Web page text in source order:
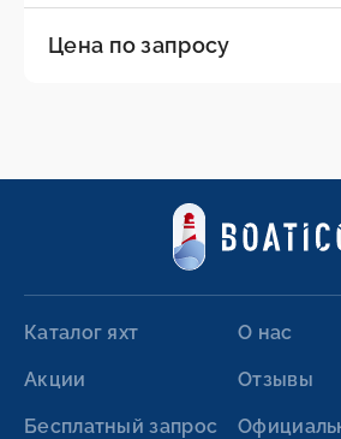
Цена по запросу
Каталог яхт
Акции
Бесплатный запрос
О нас
Отзывы